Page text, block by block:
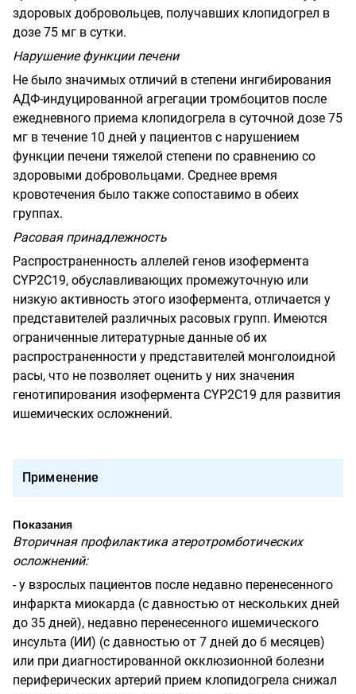
здоровых добровольцев, получавших клопидогрел в
дозе 75 мг в сутки.
Нарушение функции печени
Не было значимых отличий в степени ингибирования
АДФ-индуцированной агрегации тромбоцитов после
ежедневного приема клопидогрела в суточной дозе 75
мг в течение 10 дней у пациентов с нарушением
функции печени тяжелой степени по сравнению со
здоровыми добровольцами. Среднее время
кровотечения было также сопоставимо в обеих
группах.
Расовая принадлежность
Распространенность аллелей генов изофермента
CYP2C19, обуславливающих промежуточную или
низкую активность этого изофермента, отличается у
представителей различных расовых групп. Имеются
ограниченные литературные данные об их
распространенности у представителей монголоидной
расы, что не позволяет оценить у них значения
генотипирования изофермента CYP2C19 для развития
ишемических осложнений.
Применение
Показания
Вторичная профилактика атеротромботических
осложнений:
- у взрослых пациентов после недавно перенесенного
инфаркта миокарда (с давностью от нескольких дней
до 35 дней), недавно перенесенного ишемического
инсульта (ИИ) (с давностью от 7 дней до б месяцев)
или при диагностированной окклюзионной болезни
периферических артерий прием клопидогрела снижал